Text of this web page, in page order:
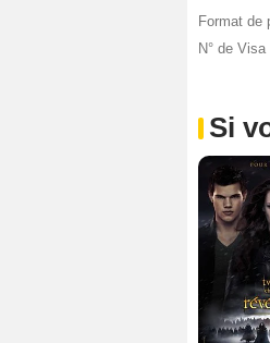
Format de
N° de Visa
Si